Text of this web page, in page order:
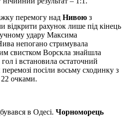
перемогу над Нивою з
відкрити рахунок лише під кінець
удару Максима
непогано стримувала
свистком Ворскла знайшла
і встановила остаточний
посіли восьму сходинку з
очками.
в Одесі. Чорноморець